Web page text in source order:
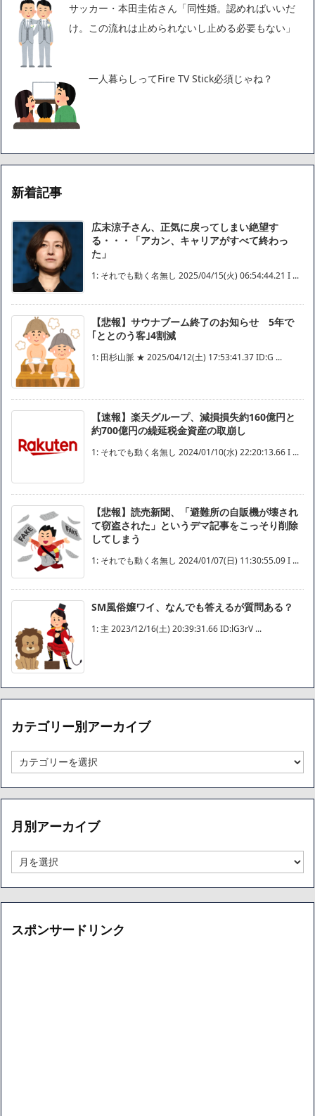
サッカー・本田圭佑さん「同性婚。認めればいいだ
け。この流れは止められないし止める必要もない」
一人暮らしってFire TV Stick必須じゃね？
新着記事
広末涼子さん、正気に戻ってしまい絶望す
る・・・「アカン、キャリアがすべて終わっ
た」
1: それでも動く名無し 2025/04/15(火) 06:54:44.21 I ...
【悲報】サウナブーム終了のお知らせ 5年で
｢ととのう客｣4割減
1: 田杉山脈 ★ 2025/04/12(土) 17:53:41.37 ID:G ...
【速報】楽天グループ、減損損失約160億円と
約700億円の繰延税金資産の取崩し
1: それでも動く名無し 2024/01/10(水) 22:20:13.66 I ...
【悲報】読売新聞、「避難所の自販機が壊され
て窃盗された」というデマ記事をこっそり削除
してしまう
1: それでも動く名無し 2024/01/07(日) 11:30:55.09 I ...
SM風俗嬢ワイ、なんでも答えるが質問ある？
1: 主 2023/12/16(土) 20:39:31.66 ID:lG3rV ...
カテゴリー別アーカイブ
テ
ゴ
リ
別
ー
カ
月別アーカイブ
別
ア
ー
イ
スポンサードリンク